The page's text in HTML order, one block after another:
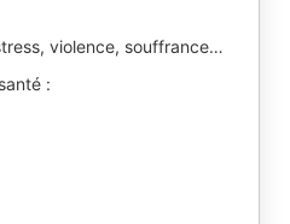
violence, souffrance…
: